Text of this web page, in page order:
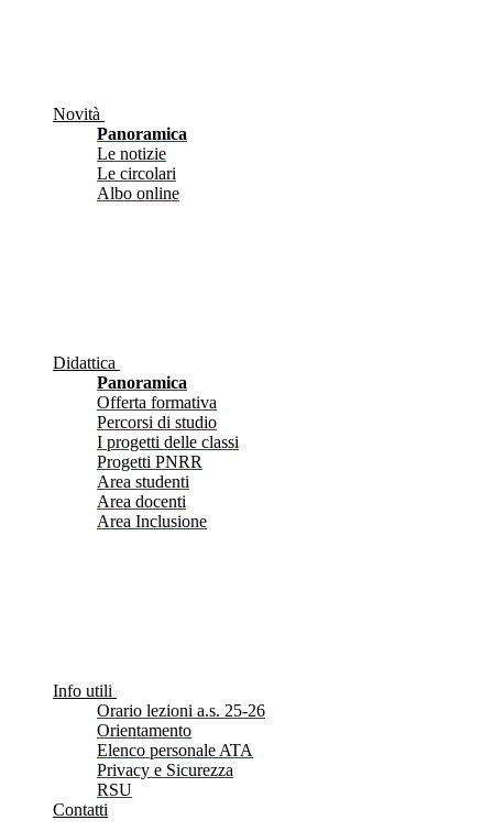
Novità
Panoramica
Le notizie
Le circolari
Albo online
Didattica
Panoramica
Offerta formativa
Percorsi di studio
I progetti delle classi
Progetti PNRR
Area studenti
Area docenti
Area Inclusione
Info utili
Orario lezioni a.s. 25-26
Orientamento
Elenco personale ATA
Privacy e Sicurezza
RSU
Contatti